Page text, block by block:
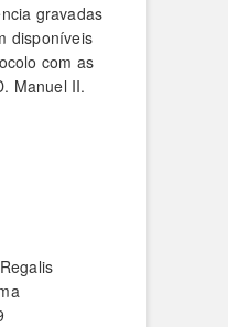
gravadas
disponíveis
com as
Manuel II.